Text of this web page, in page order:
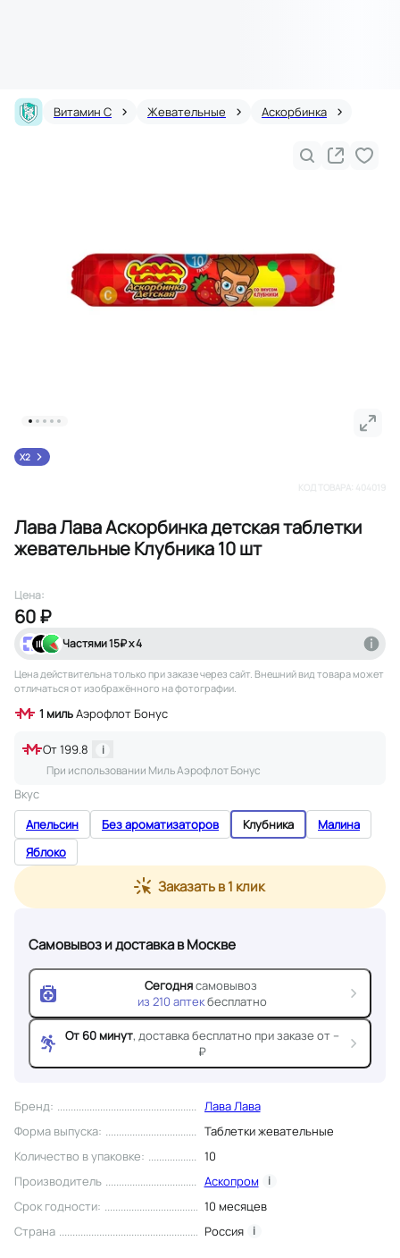
Витамин С Жевательные Аскорбинка
Лава Лава Аскорбинка детская таблетки
жевательные Клубника 10 шт
X2
Бренд:
Лава Лава
Форма выпуска:
Таблетки жевательные
Количество в упаковке:
10
Производитель
Аскопром i
Срок годности:
10 месяцев
Страна
Россия i
Цена:
60 ₽
Частями15₽ х 4
Цена действительна только при заказе через сайт. Внешний вид товара может
отличаться от изображённого на фотографии.
1 мильАэрофлот Бонус
От199.8
i
При использовании Миль Аэрофлот Бонус
Вкус
Апельсин
Без ароматизаторов Клубника
Малина
Яблоко
Заказать в 1 клик
Самовывоз и доставкав Москве
Сегоднясамовывоз
из 210 аптекбесплатно
От 60 минут, доставкабесплатно при заказе от --
₽